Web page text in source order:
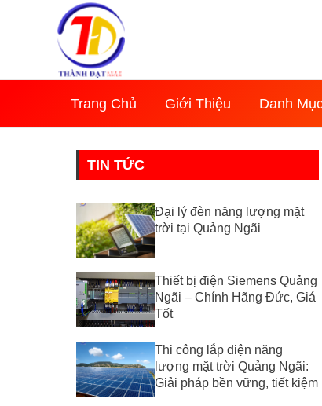
Trang Chủ Giới Thiệu Danh
TIN TỨC
Đại lý đèn năng lượng mặt
trời tại Quảng Ngãi
Thiết bị điện Siemens Quảng
Ngãi – Chính Hãng Đức, Giá
Tốt
Thi công lắp điện năng
lượng mặt trời Quảng Ngãi:
Giải pháp bền vững, tiết kiệm